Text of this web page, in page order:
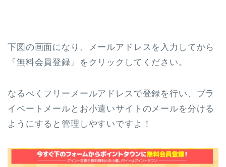
下図の画面になり、メールアドレスを入力してから
『無料会員登録』をクリックしてください。
なるべくフリーメールアドレスで登録を行い、プラ
イベートメールとお小遣いサイトのメールを分ける
ようにすると管理しやすいですよ！